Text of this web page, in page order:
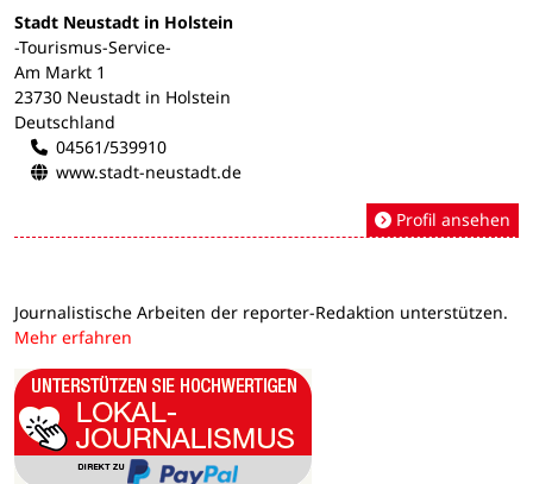
Stadt Neustadt in Holstein
-Tourismus-Service-
Am Markt 1
23730 Neustadt in Holstein
Deutschland
04561/539910
www.stadt-neustadt.de
Profil ansehen
Journalistische Arbeiten der reporter-Redaktion unterstützen.
Mehr erfahren